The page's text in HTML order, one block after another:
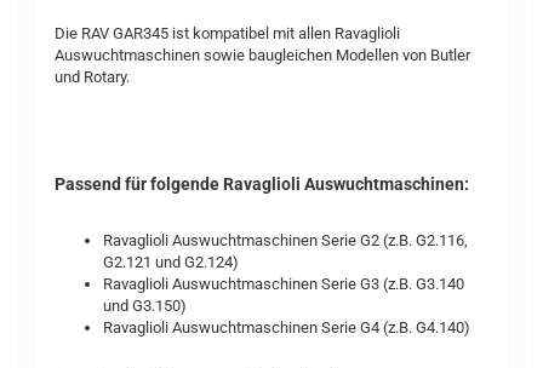
Die RAV GAR345 ist kompatibel mit allen Ravaglioli
Auswuchtmaschinen sowie baugleichen Modellen von Butler
und Rotary.
Passend für folgende Ravaglioli Auswuchtmaschinen:
Ravaglioli Auswuchtmaschinen Serie G2 (z.B. G2.116,
G2.121 und G2.124)
Ravaglioli Auswuchtmaschinen Serie G3 (z.B. G3.140
und G3.150)
Ravaglioli Auswuchtmaschinen Serie G4 (z.B. G4.140)